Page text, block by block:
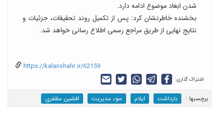
شدن ابعاد موضوع ادامه دارد.
بخشنده خاطرنشان کرد: پس از تکمیل روند تحقیقات، جزئیات و
نتایج نهایی از طریق مراجع رسمی اطلاع رسانی خواهد شد.
https://kalanshahr.ir/62159
اشتراک گذاری:
برچسب‎ها : بازداشت ایلام سوء مدیریت افشین مظفری